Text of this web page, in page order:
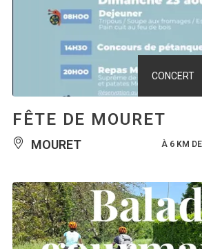
CONCERT
FÊTE DE MOURET
MOURET À 6 KM